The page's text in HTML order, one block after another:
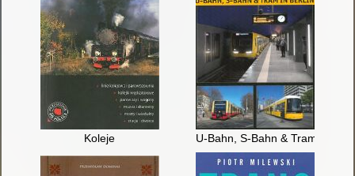
Koleje U-Bahn, S-Bahn & Tram Berlin